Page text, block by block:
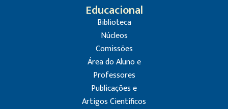
Educacional
Biblioteca
Núcleos
Comissões
Área do Aluno e
Professores
Publicações e
Artigos Científicos